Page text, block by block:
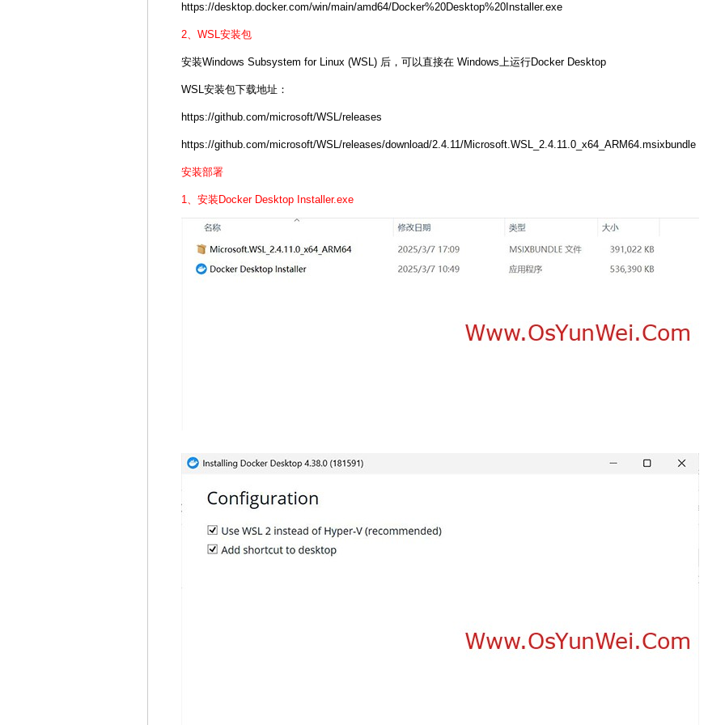
https://desktop.docker.com/win/main/amd64/Docker%20Desktop%20Installer.exe
2、WSL安装包
安装Windows Subsystem for Linux (WSL) 后，可以直接在 Windows上运行Docker Desktop
WSL安装包下载地址：
https://github.com/microsoft/WSL/releases
https://github.com/microsoft/WSL/releases/download/2.4.11/Microsoft.WSL_2.4.11.0_x64_ARM64.msixbundle
安装部署
1、安装Docker Desktop Installer.exe